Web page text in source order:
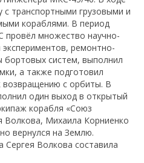
транспортными грузовыми и
кораблями. В период
провёл множество научно-
ремонтно-
бортовых систем, выполнил
а также подготовил
с орбиты. В
один выход в открытый
корабля «Союз
Волкова, Михаила Корниенко
вернулся на Землю.
Волкова составила